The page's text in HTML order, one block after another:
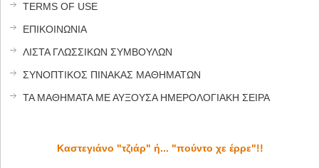
TERMS OF USE
ΕΠΙΚΟΙΝΩΝΙΑ
ΛΙΣΤΑ ΓΛΩΣΣΙΚΩΝ ΣΥΜΒΟΥΛΩΝ
ΣΥΝΟΠΤΙΚΟΣ ΠΙΝΑΚΑΣ ΜΑΘΗΜΑΤΩΝ
ΤΑ ΜΑΘΗΜΑΤΑ ΜΕ ΑΥΞΟΥΣΑ ΗΜΕΡΟΛΟΓΙΑΚΗ ΣΕΙΡΑ
Καστεγιάνο "τζιάρ" ή... "πούντο χε έρρε"!!